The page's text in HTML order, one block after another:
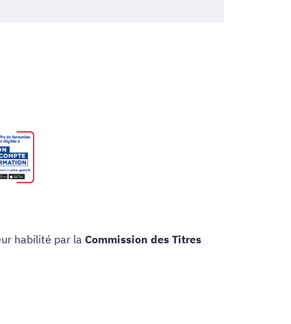
habilité par la Commission des Titres